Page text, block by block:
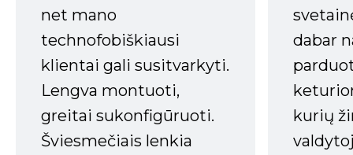
net mano
technofobiškiausi
klientai gali susitvarkyti.
Lengva montuoti,
greitai sukonfigūruoti.
Šviesmečiais lenkia
dabar
kurių